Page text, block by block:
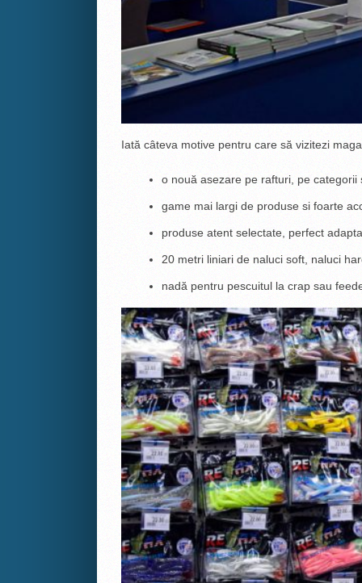
Iată câteva motive pentru care să vizitezi
o nouă asezare pe rafturi, pe
game mai largi de produse si foarte
produse atent selectate, perfect
20 metri liniari de naluci soft, naluci
nadă pentru pescuitul la crap sau